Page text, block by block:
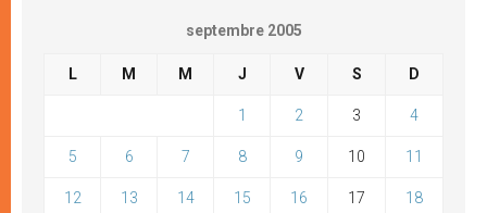
septembre 2005
L M M J V S D
1 2 3 4
5 6 7 8 9 10 11
12 13 14 15 16 17 18